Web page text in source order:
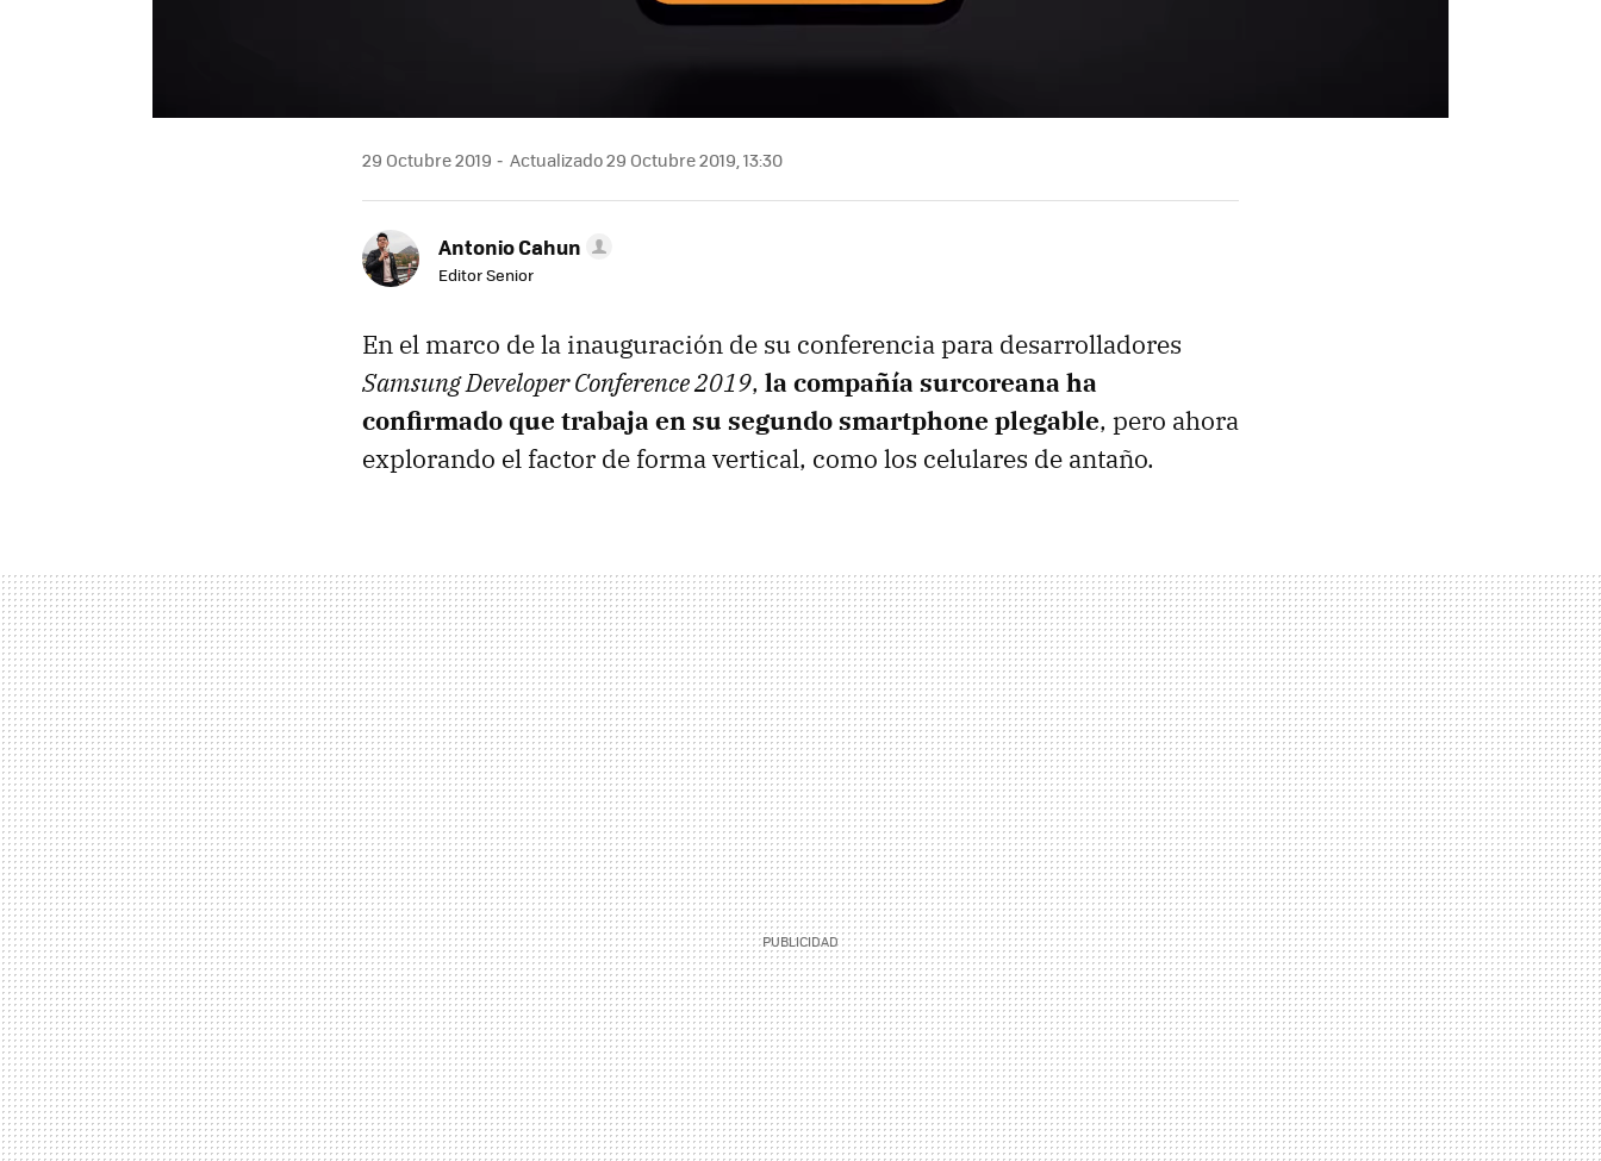
29 Octubre 2019 Actualizado 29 Octubre 2019, 13:30
Antonio Cahun
Editor Senior
En el marco de la inauguración de su conferencia para desarrolladores
Samsung Developer Conference 2019, la compañía surcoreana ha
confirmado que trabaja en su segundo smartphone plegable, pero ahora
explorando el factor de forma vertical, como los celulares de antaño.